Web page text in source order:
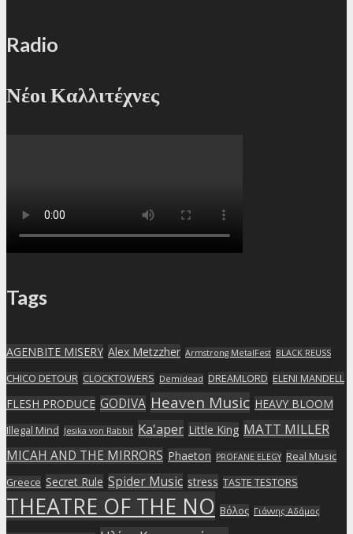
Radio
Νέοι Καλλιτέχνες
Tags
AGENBITE MISERY Alex Metzzher Armstrong MetalFest BLACK REUSS
CHICO DETOUR CLOCKTOWERS Demidead DREAMLORD ELENI MANDELL
FLESH PRODUCE GODIVA Heaven Music HEAVY BLOOM
Illegal Mind Jesika von Rabbit Ka'aper Little King MATT MILLER
MICAH AND THE MIRRORS Phaeton PROFANE ELEGY Real Music
Greece Secret Rule Spider Music stress TASTE TESTORS
THEATRE OF THE NO Βόλος Γιάννης Αδάμος